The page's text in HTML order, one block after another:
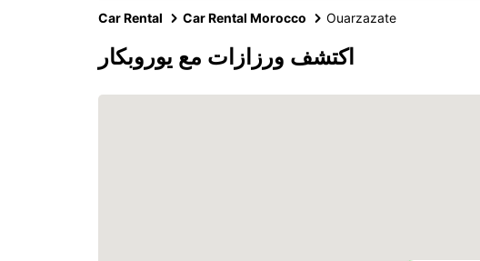
Car Rental Car Rental Morocco Ouarzazate
اكتشف ورزازات مع يوروبكار